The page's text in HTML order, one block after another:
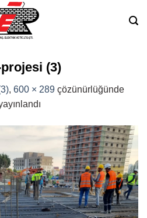
(3)
, 600 × 289 çözünürlüğünde